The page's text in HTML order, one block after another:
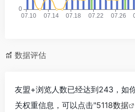
数据评估
友盟+浏览人数已经达到243，如
关权重信息，可以点击"5118数据